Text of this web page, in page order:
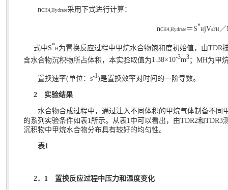
nCH4,Hydrate采用下式进行计算：
nCH4,Hydrate＝ S*HjVsrH ／
式中S*H 为置换反应过程中甲烷水合物饱和度初始值，由TDR
含水合物沉积物所占体积，本实验取值为1.38×10-3m3； MH为甲
置换速率(单位： s-1)是置换效率对时间的一阶导数。
2 实验结果
水合物合成过程中，通过注入不同体积的甲烷气体制备不同
的系列实验条件如表1 所示。从表1 中可以看出，由TDR2和TDR3
沉积物中甲烷水合物分布具有较好的均匀性。
表1
2． 1 置换反应过程中压力和温度变化